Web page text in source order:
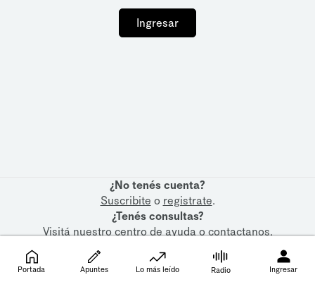
Ingresar
¿No tenés cuenta?
Suscribite o registrate.
¿Tenés consultas?
Visitá nuestrocentro de ayudaocontactanos.
Portada Apuntes Lo más leído Radio Ingresar